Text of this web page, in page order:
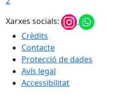
Xarxes socials:
Crèdits
Contacte
Protecció de dades
Avís legal
Accessibilitat